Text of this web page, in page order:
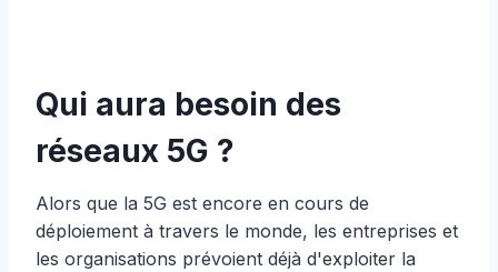
Qui aura besoin des
réseaux 5G ?
Alors que la 5G est encore en cours de
déploiement à travers le monde, les entreprises et
les organisations prévoient déjà d'exploiter la